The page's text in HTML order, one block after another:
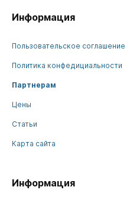
Информация
Пользовательское соглашение
Политика конфедициальности
Партнерам
Цены
Статьи
Карта сайта
Информация